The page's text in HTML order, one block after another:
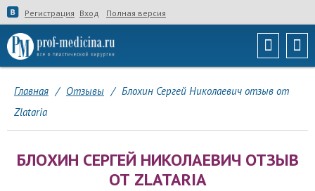
Регистрация Вход Полная версия
Главная / Отзывы / Блохин Сергей Николаевич отзыв от
Zlataria
БЛОХИН СЕРГЕЙ НИКОЛАЕВИЧ ОТЗЫВ
ОТ ZLATARIA